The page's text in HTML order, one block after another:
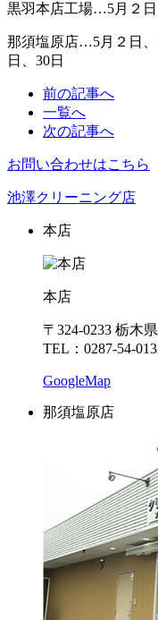
黒羽本店工場…5月２日
那須塩原店…5月２日
日、30日
前の記事へ
一覧へ
次の記事へ
お問い合わせはこちら
池澤クリーニング店
本店
本店
〒324-0233 栃木
TEL：0287-54-
GoogleMap
那須塩原店